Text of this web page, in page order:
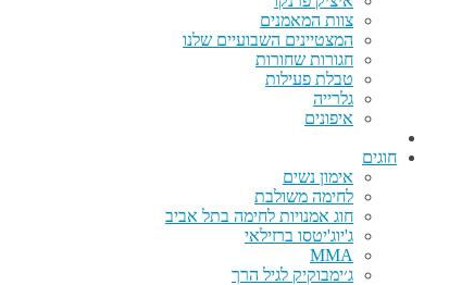
צוות המאמנים
המצטיינים השבועיים שלנו
חגורות שחורות
טבלת פעילות
גלרייה
איפונים
חוגים
אימון נשים
לחימה משולבת
חוג אמנויות לחימה בתל אביב
ג'יוג'יטסו ברזילאי
MMA
ג׳ימבוקיק לגיל הרך